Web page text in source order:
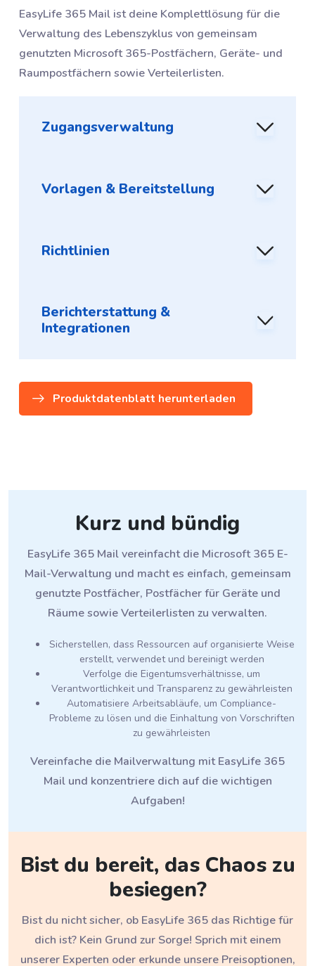
EasyLife 365 Mail ist deine Komplettlösung für die
Verwaltung des Lebenszyklus von gemeinsam
genutzten Microsoft 365-Postfächern, Geräte- und
Raumpostfächern sowie Verteilerlisten.
Zugangsverwaltung
Vorlagen & Bereitstellung
Richtlinien
Berichterstattung &
Integrationen
Produktdatenblatt herunterladen
Kurz und bündig
EasyLife 365 Mail vereinfacht die Microsoft 365 E-
Mail-Verwaltung und macht es einfach, gemeinsam
genutzte Postfächer, Postfächer für Geräte und
Räume sowie Verteilerlisten zu verwalten.
Sicherstellen, dass Ressourcen auf organisierte Weise
erstellt, verwendet und bereinigt werden
Verfolge die Eigentumsverhältnisse, um
Verantwortlichkeit und Transparenz zu gewährleisten
Automatisiere Arbeitsabläufe, um Compliance-
Probleme zu lösen und die Einhaltung von Vorschriften
zu gewährleisten
Vereinfache die Mailverwaltung mit EasyLife 365
Mail und konzentriere dich auf die wichtigen
Aufgaben!
Bist du bereit, das Chaos zu
besiegen?
Bist du nicht sicher, ob EasyLife 365 das Richtige für
dich ist? Kein Grund zur Sorge! Sprich mit einem
unserer Experten oder erkunde unsere Preisoptionen,